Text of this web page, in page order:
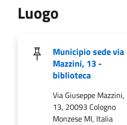
Luogo
Municipio sede via
Mazzini, 13 -
biblioteca
Via Giuseppe Mazzini,
13, 20093 Cologno
Monzese MI, Italia